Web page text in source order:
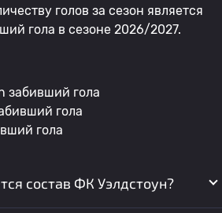
голов за сезон является
гола в сезоне 2026/2027.
забивший гола
гола
гола
состав ФК Уэлдстоун?